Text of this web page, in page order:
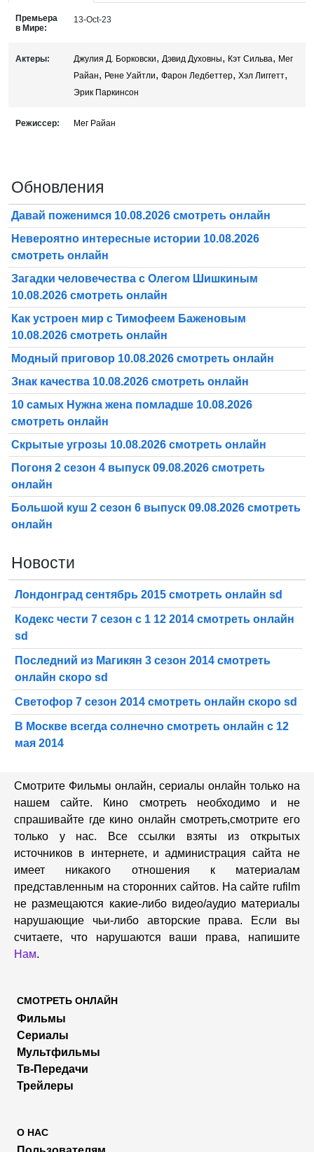
Премьера
в Мире:
13-Oct-23
Актеры: Джулия Д. Борковски, Дэвид Духовны, Кэт Сильва, Мег
Райан, Рене Уайтли, Фарон Ледбеттер, Хэл Лиггетт,
Эрик Паркинсон
Режиссер: Мег Райан
Обновления
Давай поженимся 10.08.2026 смотреть онлайн
Невероятно интересные истории 10.08.2026
смотреть онлайн
Загадки человечества с Олегом Шишкиным
10.08.2026 смотреть онлайн
Как устроен мир с Тимофеем Баженовым
10.08.2026 смотреть онлайн
Модный приговор 10.08.2026 смотреть онлайн
Знак качества 10.08.2026 смотреть онлайн
10 самых Нужна жена помладше 10.08.2026
смотреть онлайн
Скрытые угрозы 10.08.2026 смотреть онлайн
Погоня 2 сезон 4 выпуск 09.08.2026 смотреть
онлайн
Большой куш 2 сезон 6 выпуск 09.08.2026 смотреть
онлайн
Новости
Лондонград сентябрь 2015 смотреть онлайн sd
Кодекс чести 7 сезон с 1 12 2014 смотреть онлайн
sd
Последний из Магикян 3 сезон 2014 смотреть
онлайн скоро sd
Светофор 7 сезон 2014 смотреть онлайн скоро sd
В Москве всегда солнечно смотреть онлайн с 12
мая 2014
Смотрите Фильмы онлайн, сериалы онлайн только на
нашем сайте. Кино смотреть необходимо и не
спрашивайте где кино онлайн смотреть,cмотрите его
только у нас. Все ссылки взяты из открытых
источников в интернете, и администрация сайта не
имеет никакого отношения к материалам
представленным на сторонних сайтов. На сайте rufilm
не размещаются какие-либо видео/аудио материалы
нарушающие чьи-либо авторские права. Если вы
считаете, что нарушаются ваши права, напишите
Нам.
СМОТРЕТЬ ОНЛАЙН
Фильмы
Сериалы
Мультфильмы
Тв-Передачи
Трейлеры
О НАС